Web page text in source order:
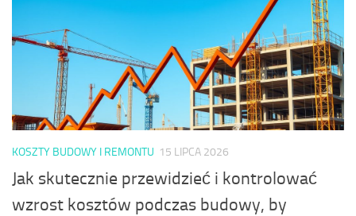
KOSZTY BUDOWY I REMONTU 15 LIPCA 2026
Jak skutecznie przewidzieć i kontrolować
wzrost kosztów podczas budowy, by